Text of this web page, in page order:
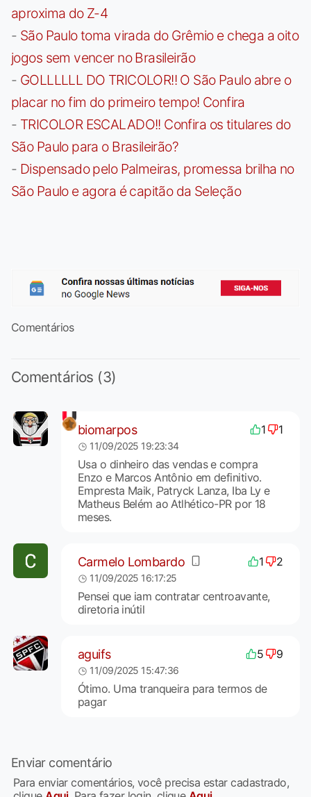
aproxima do Z-4
- São Paulo toma virada do Grêmio e chega a oito
jogos sem vencer no Brasileirão
- GOLLLLLL DO TRICOLOR!! O São Paulo abre o
placar no fim do primeiro tempo! Confira
- TRICOLOR ESCALADO!! Confira os titulares do
São Paulo para o Brasileirão?
- Dispensado pelo Palmeiras, promessa brilha no
São Paulo e agora é capitão da Seleção
Comentários
Comentários (3)
biomarpos 1 1
11/09/2025 19:23:34
Usa o dinheiro das vendas e compra
Enzo e Marcos Antônio em definitivo.
Empresta Maik, Patryck Lanza, Iba Ly e
Matheus Belém ao Atlhético-PR por 18
meses.
Carmelo Lombardo 1 2
11/09/2025 16:17:25
Pensei que iam contratar centroavante,
diretoria inútil
aguifs 5 9
11/09/2025 15:47:36
Ótimo. Uma tranqueira para termos de
pagar
Enviar comentário
Para enviar comentários, você precisa estar cadastrado,